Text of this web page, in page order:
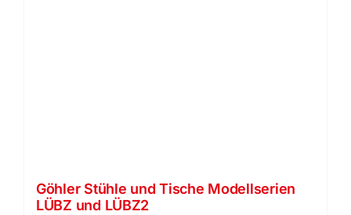
Göhler Stühle und Tische Modellserien
LÜBZ und LÜBZ2